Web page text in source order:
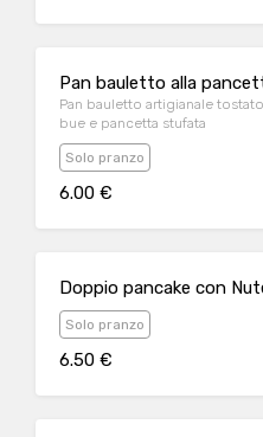
Pan bauletto alla
Pan bauletto artigianale
bue e pancetta stufata
Solo pranzo
6.00 €
Doppio pancake con
Solo pranzo
6.50 €